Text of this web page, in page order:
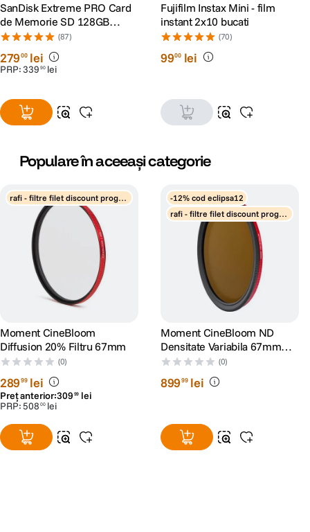
SanDisk Extreme PRO Card
de Memorie SD 128GB
SDXC UHS-I Class 10 U3 V30
+ 2 Ani RescuePRO Deluxe
(87)
27900 lei
PRP:339 90 lei
Fujifilm Instax Mini - film
instant 2x10 bucati
(70)
9900 lei
Populare în aceeași categorie
rafi - filtre filet discount progre
Moment CineBloom
Diffusion 20% Filtru 67mm
(0)
28999 lei
Preț anterior:309 99 lei
PRP:508 00 lei
-12% cod eclipsa12
rafi - filtre filet discount progre
Moment CineBloom ND
Densitate Variabila 67mm
20%
(0)
89999 lei